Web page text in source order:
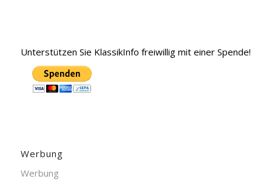
Unterstützen Sie KlassikInfo freiwillig mit einer Spende!
Werbung
Werbung